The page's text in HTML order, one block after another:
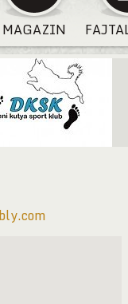
MAGAZIN